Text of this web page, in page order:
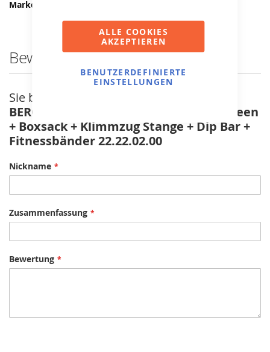
ALLE COOKIES
AKZEPTIEREN
BENUTZERDEFINIERTE
EINSTELLUNGEN
Bewertungen
Sie bewerten:
BERG PlayBase Rahmen Medium TL Green
+ Boxsack + Klimmzug Stange + Dip Bar +
Fitnessbänder 22.22.02.00
Nickname
Zusammenfassung
Bewertung